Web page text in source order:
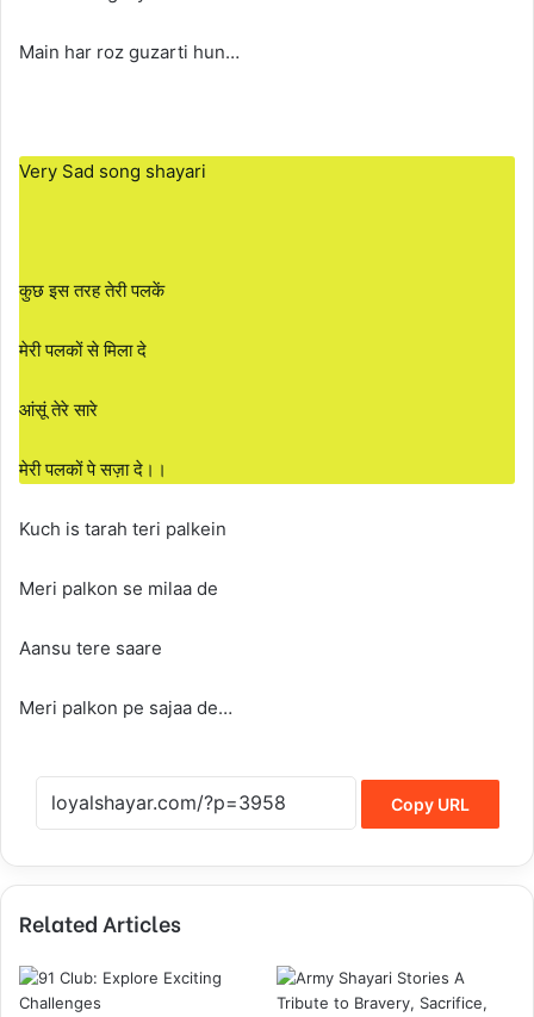
Main har roz guzarti hun…
Very Sad song shayari
कुछ इस तरह तेरी पलकें
मेरी पलकों से मिला दे
आंसूं तेरे सारे
मेरी पलकों पे सज़ा दे।।
Kuch is tarah teri palkein
Meri palkon se milaa de
Aansu tere saare
Meri palkon pe sajaa de…
Copy URL
Related Articles